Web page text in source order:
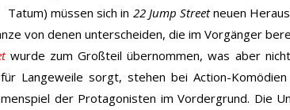
Tatum) müssen sich in 22 Jump Streetneuen
von denen unterscheiden, die im Vorgänger
wurde zum Großteil übernommen, was aber
Langeweile sorgt, stehen bei Action-
der Protagonisten im Vordergrund. Die